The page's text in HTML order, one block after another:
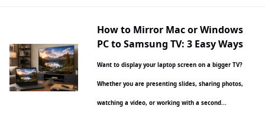
How to Mirror Mac or Windows
PC to Samsung TV: 3 Easy Ways
Want to display your laptop screen on a bigger TV?
Whether you are presenting slides, sharing photos,
watching a video, or working with a second...